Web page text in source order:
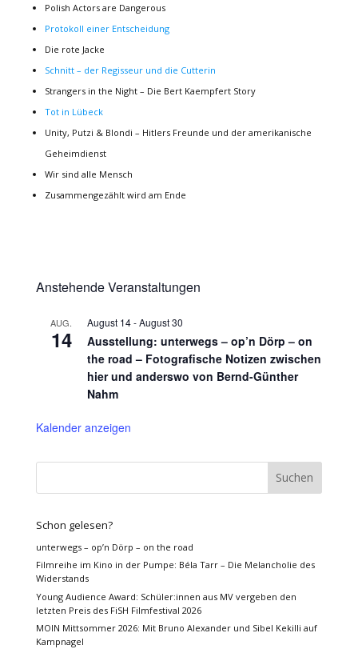
Polish Actors are Dangerous
Protokoll einer Entscheidung
Die rote Jacke
Schnitt – der Regisseur und die Cutterin
Strangers in the Night – Die Bert Kaempfert Story
Tot in Lübeck
Unity, Putzi & Blondi – Hitlers Freunde und der amerikanische
Geheimdienst
Wir sind alle Mensch
Zusammengezählt wird am Ende
Anstehende Veranstaltungen
AUG.
14
August 14-August 30
Ausstellung: unterwegs – op’n Dörp – on
the road – Fotografische Notizen zwischen
hier und anderswo von Bernd-Günther
Nahm
Kalender anzeigen
Schon gelesen?
unterwegs – op’n Dörp – on the road
Filmreihe im Kino in der Pumpe: Béla Tarr – Die Melancholie des
Widerstands
Young Audience Award: Schüler:innen aus MV vergeben den
letzten Preis des FiSH Filmfestival 2026
MOIN Mittsommer 2026: Mit Bruno Alexander und Sibel Kekilli auf
Kampnagel